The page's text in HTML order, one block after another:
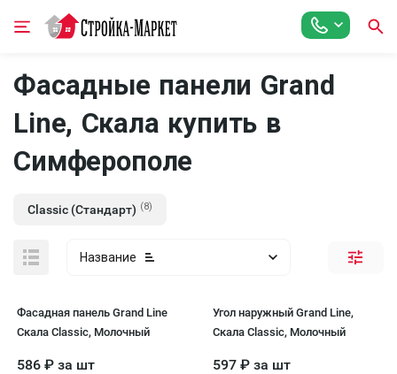
Фасадные панели Grand
Line, Скала купить в
Симферополe
Classic (Стандарт) (8)
Название
Фасадная панель Grand Line
Скала Classic, Молочный
586 ₽ за шт
Угол наружный Grand Line,
Скала Classic, Молочный
597 ₽ за шт